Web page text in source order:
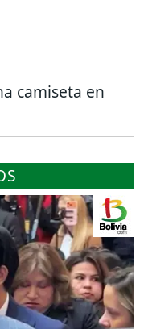
camiseta en